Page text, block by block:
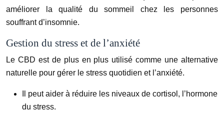
améliorer la qualité du sommeil chez les personnes
souffrant d’insomnie.
Gestion du stress et de l’anxiété
Le CBD est de plus en plus utilisé comme une alternative
naturelle pour gérer le stress quotidien et l’anxiété.
Il peut aider à réduire les niveaux de cortisol, l’hormone
du stress.